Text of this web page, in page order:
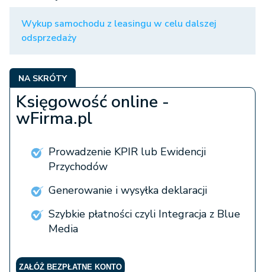
Wykup samochodu z leasingu w celu dalszej
odsprzedaży
NA SKRÓTY
Księgowość online -
wFirma.pl
Prowadzenie KPIR lub Ewidencji
Przychodów
Generowanie i wysyłka deklaracji
Szybkie płatności czyli Integracja z Blue
Media
ZAŁÓŻ BEZPŁATNE KONTO